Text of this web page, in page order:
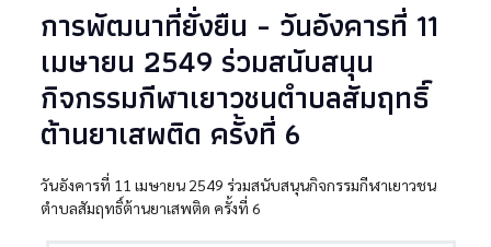
การพัฒนาที่ยั่งยืน - วันอังคารที่ 11
เมษายน 2549 ร่วมสนับสนุน
กิจกรรมกีฬาเยาวชนตำบลสัมฤทธิ์
ต้านยาเสพติด ครั้งที่ 6
วันอังคารที่ 11 เมษายน 2549 ร่วมสนับสนุนกิจกรรมกีฬาเยาวชน
ตำบลสัมฤทธิ์ต้านยาเสพติด ครั้งที่ 6